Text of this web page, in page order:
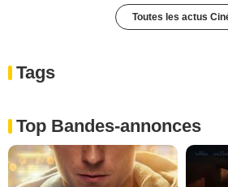
Toutes les actus
Tags
Top Bandes-annonces